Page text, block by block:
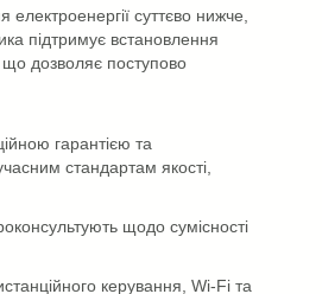
суттєво нижче,
підтримує встановлення
що дозволяє поступово
гарантією та
стандартам якості,
щодо сумісності
керування, Wi-Fi та